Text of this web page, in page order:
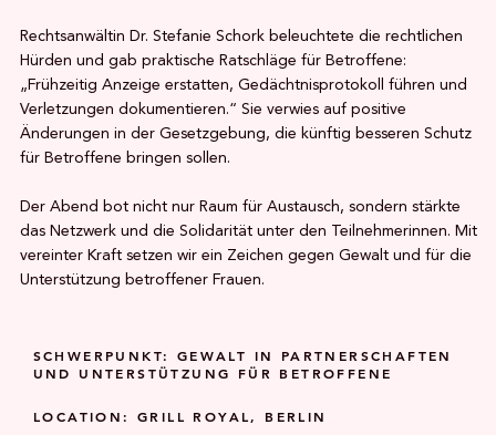
Rechtsanwältin Dr. Stefanie Schork beleuchtete die rechtlichen
Hürden und gab praktische Ratschläge für Betroffene:
„Frühzeitig Anzeige erstatten, Gedächtnisprotokoll führen und
Verletzungen dokumentieren.“ Sie verwies auf positive
Änderungen in der Gesetzgebung, die künftig besseren Schutz
für Betroffene bringen sollen.
Der Abend bot nicht nur Raum für Austausch, sondern stärkte
das Netzwerk und die Solidarität unter den Teilnehmerinnen. Mit
vereinter Kraft setzen wir ein Zeichen gegen Gewalt und für die
Unterstützung betroffener Frauen.
SCHWERPUNKT: GEWALT IN PARTNERSCHAFTEN
UND UNTERSTÜTZUNG FÜR BETROFFENE
LOCATION: GRILL ROYAL, BERLIN